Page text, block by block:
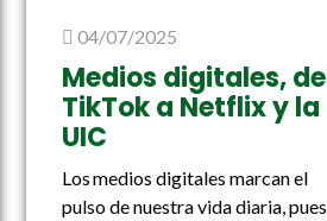
04/07/2025
Medios digitales, de
TikTok a Netflix y la
UIC
Los medios digitales marcan el
pulso de nuestra vida diaria, pues